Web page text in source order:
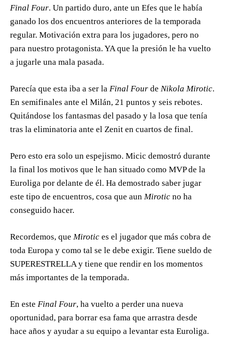
Final Four. Un partido duro, ante un Efes que le había
ganado los dos encuentros anteriores de la temporada
regular. Motivación extra para los jugadores, pero no
para nuestro protagonista. YA que la presión le ha vuelto
a jugarle una mala pasada.
Parecía que esta iba a ser la Final Four de Nikola Mirotic.
En semifinales ante el Milán, 21 puntos y seis rebotes.
Quitándose los fantasmas del pasado y la losa que tenía
tras la eliminatoria ante el Zenit en cuartos de final.
Pero esto era solo un espejismo. Micic demostró durante
la final los motivos que le han situado como MVP de la
Euroliga por delante de él. Ha demostrado saber jugar
este tipo de encuentros, cosa que aun Mirotic no ha
conseguido hacer.
Recordemos, que Mirotic es el jugador que más cobra de
toda Europa y como tal se le debe exigir. Tiene sueldo de
SUPERESTRELLA y tiene que rendir en los momentos
más importantes de la temporada.
En este Final Four, ha vuelto a perder una nueva
oportunidad, para borrar esa fama que arrastra desde
hace años y ayudar a su equipo a levantar esta Euroliga.